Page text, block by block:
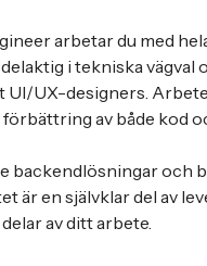
arbetar du med
i tekniska vägval
UX-designers.
av både kod
backendlösningar och
är en självklar del av
av ditt arbete.